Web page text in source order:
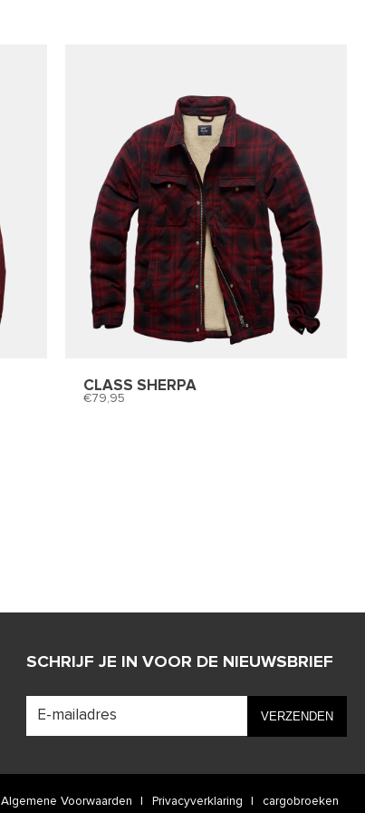
CLASS SHERPA
79,95
SCHRIJF JE IN VOOR DE NIEUWSBRIEF
Algemene Voorwaarden Privacyverklaring cargobroeken